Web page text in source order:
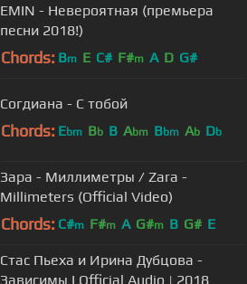
EMIN - Невероятная (премьера
песни 2018!)
Chords: Bm E C# F#m A D G#
Согдиана - С тобой
Chords: Ebm Bb B Abm Bbm Ab Db
Зара - Миллиметры / Zara -
Millimeters (Official Video)
Chords: C#m F#m A G#m B G# E
Стас Пьеха и Ирина Дубцова -
Зависимы I Official Audio | 2018